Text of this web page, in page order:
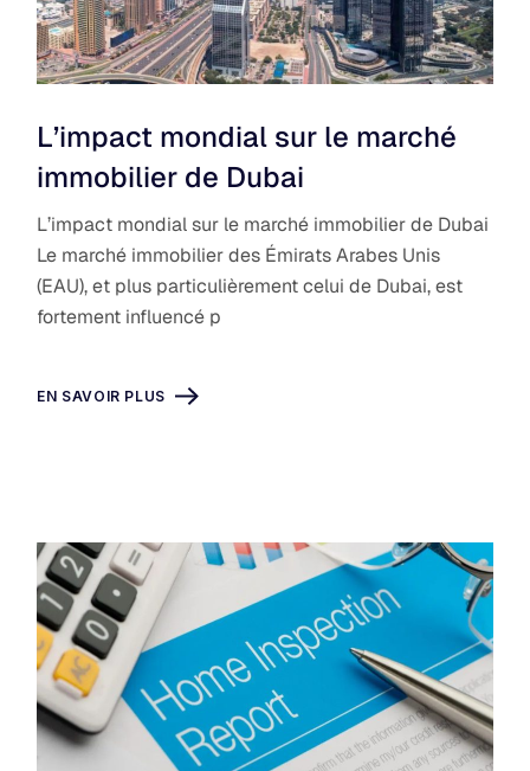
L’impact mondial sur le marché
immobilier de Dubai
L’impact mondial sur le marché immobilier de Dubai
Le marché immobilier des Émirats Arabes Unis
(EAU), et plus particulièrement celui de Dubai, est
fortement influencé p
EN SAVOIR PLUS